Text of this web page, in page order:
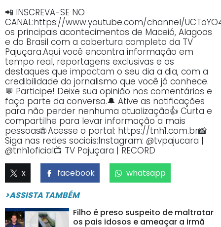
📲 INSCREVA-SE NO
CANAL:https://www.youtube.com/channel/
os principais acontecimentos de Maceió, Alagoas
e do Brasil com a cobertura completa da TV
Pajuçara.Aqui você encontra informação em
tempo real, reportagens exclusivas e os
destaques que impactam o seu dia a dia, com a
credibilidade do jornalismo que você já conhece.
💬 Participe! Deixe sua opinião nos comentários e
faça parte da conversa.🔔 Ative as notificações
para não perder nenhuma atualização👍 Curta e
compartilhe para levar informação a mais
pessoas🌐 Acesse o portal: https://tnh1.com.br📸
Siga nas redes sociais:Instagram: @tvpajucara |
@tnh1oficial📺 TV Pajuçara | RECORD
x facebook
whatsapp
>ASSISTA TAMBÉM
Filho é preso suspeito de maltratar
os pais idosos e ameaçar a irmã